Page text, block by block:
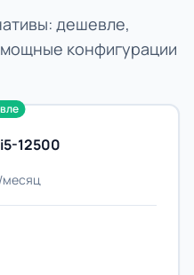
дешевле,
конфигурации
12500
/месяц